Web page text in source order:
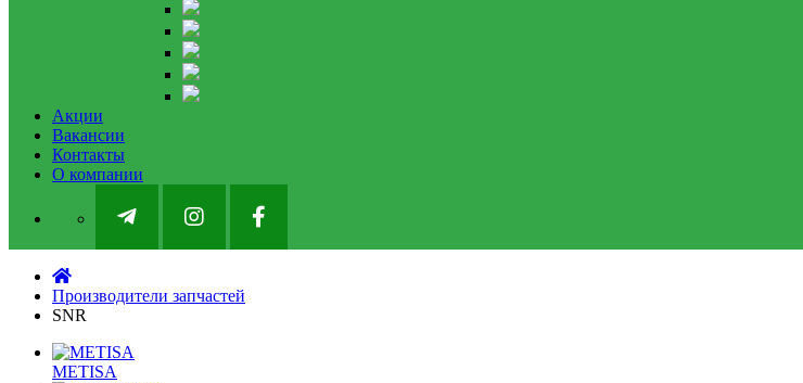
Акции
Вакансии
Контакты
О компании
Производители запчастей
SNR
METISA